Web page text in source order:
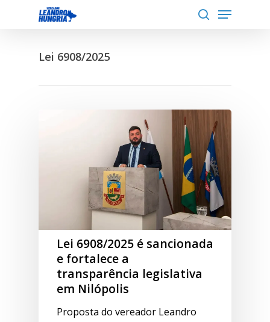
Menu
Lei 6908/2025
Lei 6908/2025 é sancionada
e fortalece a
transparência legislativa
em Nilópolis
Proposta do vereador Leandro